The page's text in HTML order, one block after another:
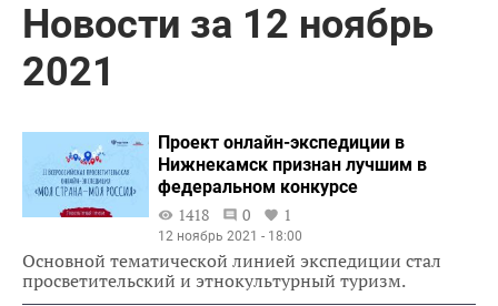
Новости за 12 ноябрь
2021
Проект онлайн-экспедиции в
Нижнекамск признан лучшим в
федеральном конкурсе
1418
0 1
12 ноябрь 2021 - 18:00
Основной тематической линией экспедиции стал
просветительский и этнокультурный туризм.